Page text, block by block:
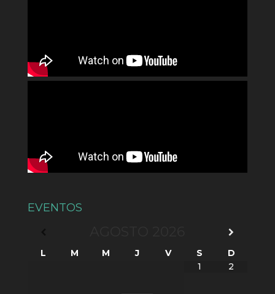
EVENTOS
L M M J V S
D
1
2